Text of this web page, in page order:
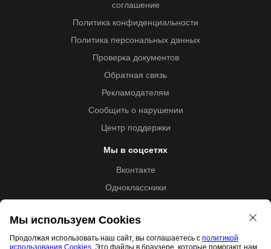
соглашение
Политика конфиденциальности
Политика персональных данных
Проверка документов
Обратная связь
Рекламодателям
Сообщить о нарушении
Центр поддержки
Мы в соцсетях
Вконтакте
Одноклассники
Мы используем Cookies
Продолжая использовать наш сайт, вы соглашаетесь с политикой
использования Cookies . Это файлы в браузере, которые помогают нам